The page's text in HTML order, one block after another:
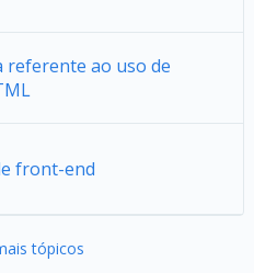
referente ao uso de
front-end
tópicos